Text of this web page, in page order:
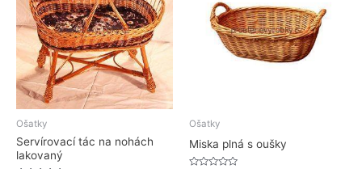
Ošatky
Servírovací tác na nohách
lakovaný
Ošatky
Miska plná s oušky